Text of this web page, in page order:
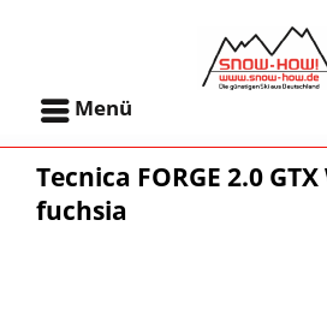
Menü
Tecnica FORGE 2.0
fuchsia